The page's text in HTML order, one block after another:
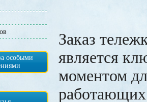
особыми
Заказ
является
моментом